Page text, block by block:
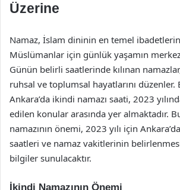
Üzerine
Namaz, İslam dininin en temel
Müslümanlar için günlük yaşamın
Günün belirli saatlerinde kılınan
ruhsal ve toplumsal hayatlarını düzenler.
Ankara’da ikindi namazı saati, 2023
edilen konular arasında yer almaktadır.
namazının önemi, 2023 yılı için
saatleri ve namaz vakitlerinin
bilgiler sunulacaktır.
İkindi Namazının Önemi